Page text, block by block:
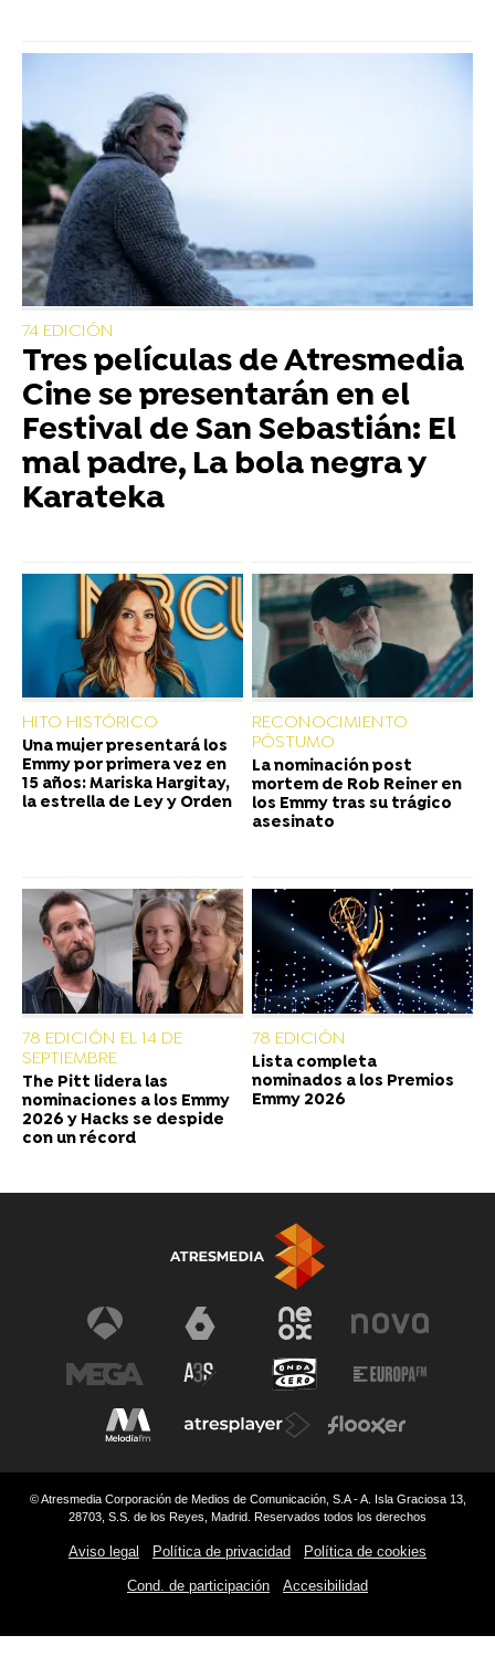
74 EDICIÓN
Tres películas de Atresmedia
Cine se presentarán en el
Festival de San Sebastián: El
mal padre, La bola negra y
Karateka
HITO HISTÓRICO
Una mujer presentará los
Emmy por primera vez en
15 años: Mariska Hargitay,
la estrella de Ley y Orden
RECONOCIMIENTO
PÓSTUMO
La nominación post
mortem de Rob Reiner en
los Emmy tras su trágico
asesinato
78 EDICIÓN EL 14 DE
SEPTIEMBRE
The Pitt lidera las
nominaciones a los Emmy
2026 y Hacks se despide
con un récord
78 EDICIÓN
Lista completa
nominados a los Premios
Emmy 2026
© Atresmedia Corporación de Medios de Comunicación, S.A - A. Isla Graciosa 13,
28703, S.S. de los Reyes, Madrid. Reservados todos los derechos
Aviso legal Política de privacidad Política de cookies
Cond. de participación Accesibilidad